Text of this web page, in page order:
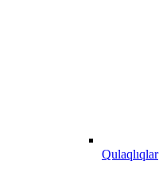
Qulaqlıqlar